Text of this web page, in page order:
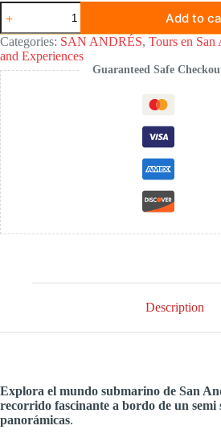
Semisubmarino
en
San
Andrés
quantity
Add to
Categories: SAN ANDRÉS, Tours en San
and Experiences
Guaranteed Safe
Description
Explora el mundo submarino de San
recorrido fascinante a bordo de un semi
panorámicas.